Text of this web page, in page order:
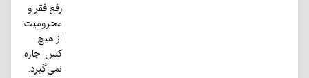
رفع فقر و
محرومیت
از هیچ
کس اجازه
نمی‌گیرد.